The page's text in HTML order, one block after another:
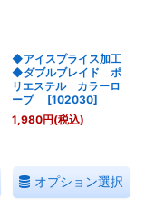
◆アイスプライス加工
◆ダブルブレイド ポ
リエステル カラーロ
ープ
[102030]
1,980円(税込)
オプション選択